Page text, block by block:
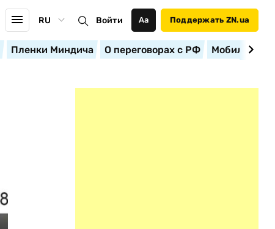
RU Войти Аа Поддержать ZN.ua
Пленки Миндича О переговорах с РФ